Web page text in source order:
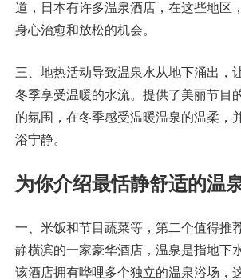
道，日本有许多温泉酒店，在这些地区
身心治愈和放松的机会。
三、地热活动导致温泉水从地下涌出，
冬季享受温暖的水流。提供了美丽节目
的氛围，在冬季感受温暖温泉的温柔，
浴宁静。
为你介绍最恬静舒适的温
一、米饭和节目蔬菜等，第二个值得推
静横滨的一家豪华酒店，温泉是指地下
该酒店拥有哗哩多个独立的温泉浴场，